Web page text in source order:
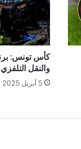
كأس تونس:
والنقل التلفزي
5 أبريل 2025